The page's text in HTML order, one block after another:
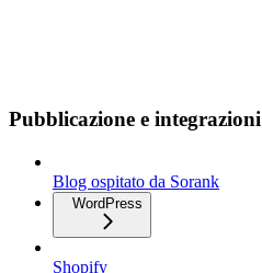
Pubblicazione e integrazioni
Blog ospitato da Sorank
WordPress
Shopify